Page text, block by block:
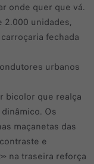
onde quer que vá.
2.000 unidades,
fechada
urbanos
bicolor que realça
Os
maçanetas das
e
na traseira reforça